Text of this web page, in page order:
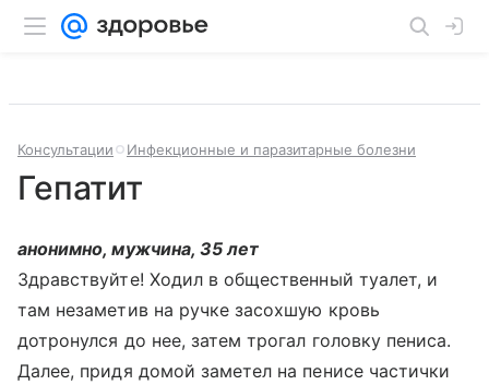
Консультации Инфекционные и паразитарные болезни
Гепатит
анонимно, мужчина, 35 лет
Здравствуйте! Ходил в общественный туалет, и
там незаметив на ручке засохшую кровь
дотронулся до нее, затем трогал головку пениса.
Далее, придя домой заметел на пенисе частички